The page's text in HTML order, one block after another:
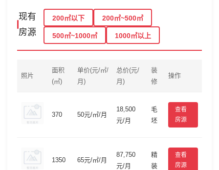
现有
房源
200㎡以下 200㎡~500㎡
500㎡~1000㎡ 1000㎡以上
照片
面积
(㎡)
单价(元/㎡/
月)
总价(元/
月)
装
修
操作
370 50元/㎡/月
18,500
元/月
毛
坯
查看
房源
1350 65元/㎡/月
87,750
元/月
精
装
查看
房源